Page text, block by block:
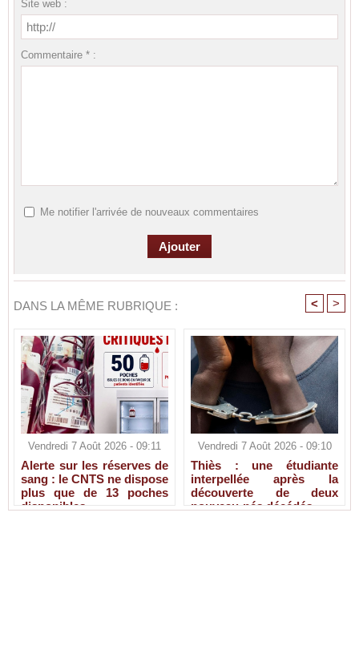
Site web :
Commentaire * :
Me notifier l'arrivée de nouveaux commentaires
DANS LA MÊME RUBRIQUE : < >
Vendredi 7 Août 2026 - 09:11
Alerte sur les réserves de
sang : le CNTS ne dispose
plus que de 13 poches
disponibles
Vendredi 7 Août 2026 - 09:10
Thiès : une étudiante
interpellée après la
découverte de deux
nouveau-nés décédés